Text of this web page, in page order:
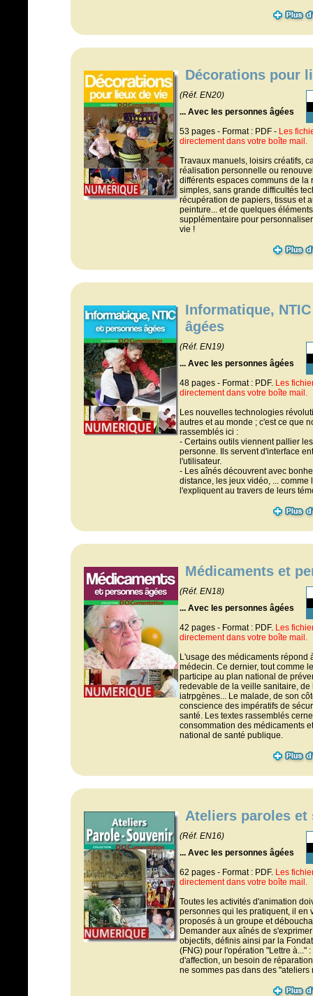
Décorations pour
(Réf. EN20)
... Avec les personnes âgées
53 pages - Format : PDF - Les
directement dans votre boîte mail.
Travaux manuels, loisirs créatifs,
réalisation personnelle ou
différents espaces communs de
simples, sans grande difficultés
récupération de papiers, tissus et
peinture... et de quelques
supplémentaire pour
vie !
Informatique,
âgées
(Réf. EN19)
... Avec les personnes âgées
48 pages - Format : PDF. Les
directement dans votre boîte mail.
Les nouvelles technologies
autres et au monde ; c'est ce que
rassemblés ici :
- Certains outils viennent pallier
personne. Ils servent d'interface
l'utilisateur.
- Les aînés découvrent avec
distance, les jeux vidéo, ... comme
l'expliquent au travers de leurs
Médicaments et
(Réf. EN18)
... Avec les personnes âgées
42 pages - Format : PDF. Les
directement dans votre boîte mail.
L'usage des médicaments répond
médecin. Ce dernier, tout comme
participe au plan national de
redevable de la veille sanitaire, de
iatrpgènes... Le malade, de son
conscience des impératifs de
santé. Les textes rassemblés
consommation des médicaments
national de santé publique.
Ateliers paroles et
(Réf. EN16)
... Avec les personnes âgées
62 pages - Format : PDF. Les
directement dans votre boîte mail.
Toutes les activités d'animation
personnes qui les pratiquent, il en
proposés à un groupe et
Demander aux aînés de
objectifs, définis ainsi par la
(FNG) pour l'opération "Lettre à..."
d'affection, un besoin de
ne sommes pas dans des